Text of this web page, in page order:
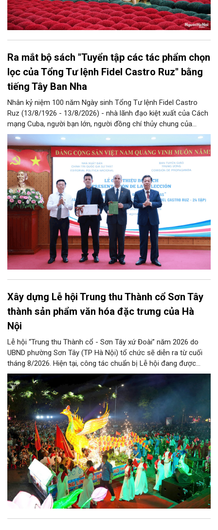
Ra mắt bộ sách "Tuyển tập các tác phẩm chọn
lọc của Tổng Tư lệnh Fidel Castro Ruz" bằng
tiếng Tây Ban Nha
Nhân kỷ niệm 100 năm Ngày sinh Tổng Tư lệnh Fidel Castro
Ruz (13/8/1926 - 13/8/2026) - nhà lãnh đạo kiệt xuất của Cách
mạng Cuba, người bạn lớn, người đồng chí thủy chung của
Đảng, Nhà nước và nhân dân Việt Nam, chiều 5/8, tại Hà Nội,
Nhà xuất bản Chính trị quốc gia Sự thật phối hợp với Ban Tuyên
giáo Trung ương tổ chức Lễ giới thiệu bộ sách “Tuyển tập các
tác phẩm chọn lọc của Tổng Tư lệnh Fidel Castro Ruz” gồm 24
tập bằng tiếng Tây Ban Nha.
Xây dựng Lễ hội Trung thu Thành cổ Sơn Tây
thành sản phẩm văn hóa đặc trưng của Hà
Nội
Lễ hội “Trung thu Thành cổ - Sơn Tây xứ Đoài” năm 2026 do
UBND phường Sơn Tây (TP Hà Nội) tổ chức sẽ diễn ra từ cuối
tháng 8/2026. Hiện tại, công tác chuẩn bị Lễ hội đang được
chính quyền phường Sơn Tây cùng các phòng, ban, ngành, đơn
vị và 25 tổ dân phố khẩn trương triển khai, tạo khí thế sôi nổi,
sẵn sàng mang đến cho Nhân dân và du khách một mùa Trung
thu quy mô, đặc sắc và giàu bản sắc văn hóa xứ Đoài.